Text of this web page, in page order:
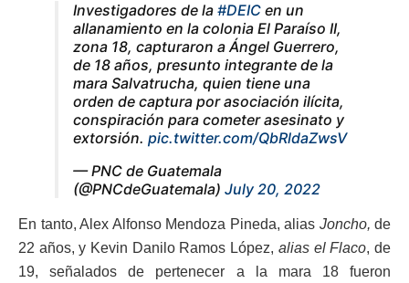
Investigadores de la #DEIC en un
allanamiento en la colonia El Paraíso II,
zona 18, capturaron a Ángel Guerrero,
de 18 años, presunto integrante de la
mara Salvatrucha, quien tiene una
orden de captura por asociación ilícita,
conspiración para cometer asesinato y
extorsión. pic.twitter.com/QbRldaZwsV
— PNC de Guatemala
(@PNCdeGuatemala) July 20, 2022
En tanto, Alex Alfonso Mendoza Pineda, alias Joncho, de
22 años, y Kevin Danilo Ramos López, alias el Flaco, de
19, señalados de pertenecer a la mara 18 fueron